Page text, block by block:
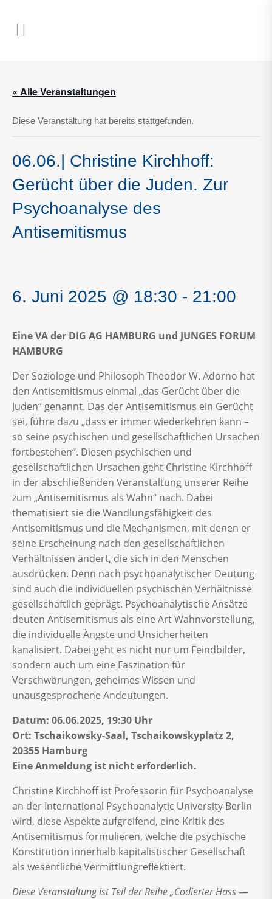
« Alle Veranstaltungen
Diese Veranstaltung hat bereits stattgefunden.
06.06.| Christine Kirchhoff:
Gerücht über die Juden. Zur
Psychoanalyse des
Antisemitismus
6. Juni 2025 @ 18:30 - 21:00
Eine VA der DIG AG HAMBURG und JUNGES FORUM
HAMBURG
Der Soziologe und Philosoph Theodor W. Adorno hat
den Antisemitismus einmal „das Gerücht über die
Juden“ genannt. Das der Antisemitismus ein Gerücht
sei, führe dazu „dass er immer wiederkehren kann –
so seine psychischen und gesellschaftlichen Ursachen
fortbestehen“. Diesen psychischen und
gesellschaftlichen Ursachen geht Christine Kirchhoff
in der abschließenden Veranstaltung unserer Reihe
zum „Antisemitismus als Wahn“ nach. Dabei
thematisiert sie die Wandlungsfähigkeit des
Antisemitismus und die Mechanismen, mit denen er
seine Erscheinung nach den gesellschaftlichen
Verhältnissen ändert, die sich in den Menschen
ausdrücken. Denn nach psychoanalytischer Deutung
sind auch die individuellen psychischen Verhältnisse
gesellschaftlich geprägt. Psychoanalytische Ansätze
deuten Antisemitismus als eine Art Wahnvorstellung,
die individuelle Ängste und Unsicherheiten
kanalisiert. Dabei geht es nicht nur um Feindbilder,
sondern auch um eine Faszination für
Verschwörungen, geheimes Wissen und
unausgesprochene Andeutungen.
Datum: 06.06.2025, 19:30 Uhr
Ort: Tschaikowsky-Saal, Tschaikowskyplatz 2,
20355 Hamburg
Eine Anmeldung ist nicht erforderlich.
Christine Kirchhoff ist Professorin für Psychoanalyse
an der International Psychoanalytic University Berlin
wird, diese Aspekte aufgreifend, eine Kritik des
Antisemitismus formulieren, welche die psychische
Konstitution innerhalb kapitalistischer Gesellschaft
als wesentliche Vermittlungreflektiert.
Diese Veranstaltung ist Teil der Reihe „Codierter Hass —